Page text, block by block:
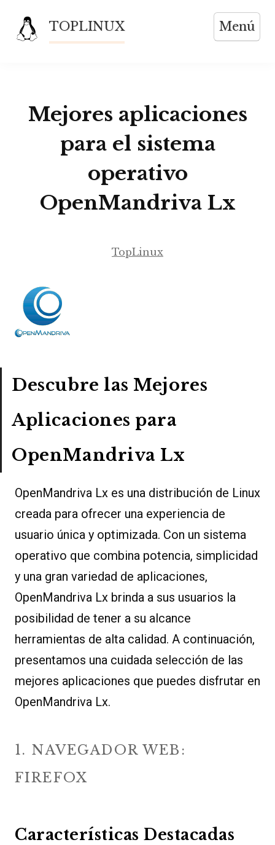
contenido
TOPLINUX Menú
Mejores aplicaciones
para el sistema
operativo
OpenMandriva Lx
TopLinux
Descubre las Mejores
Aplicaciones para
OpenMandriva Lx
OpenMandriva Lx es una distribución de Linux
creada para ofrecer una experiencia de
usuario única y optimizada. Con un sistema
operativo que combina potencia, simplicidad
y una gran variedad de aplicaciones,
OpenMandriva Lx brinda a sus usuarios la
posibilidad de tener a su alcance
herramientas de alta calidad. A continuación,
presentamos una cuidada selección de las
mejores aplicaciones que puedes disfrutar en
OpenMandriva Lx.
1. NAVEGADOR WEB:
FIREFOX
Características Destacadas